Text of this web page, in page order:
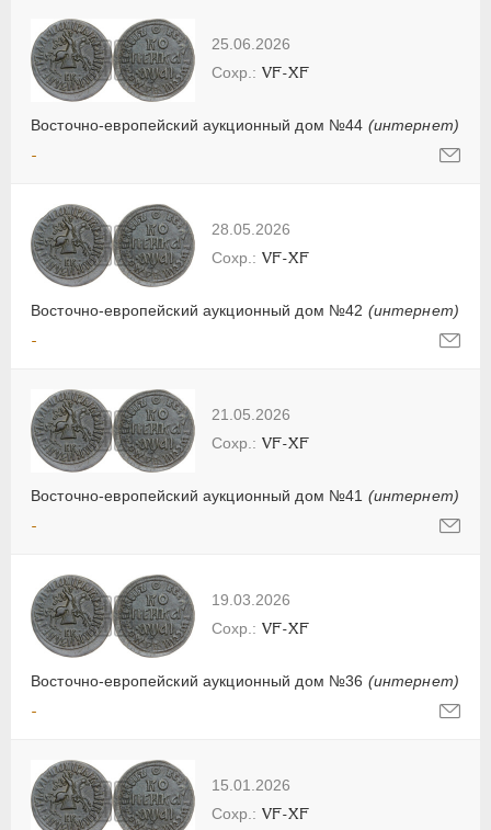
25.06.2026
Восточно-европейский аукционный дом №44 (интернет)
VF-XF
-
28.05.2026
Восточно-европейский аукционный дом №42 (интернет)
VF-XF
-
21.05.2026
Восточно-европейский аукционный дом №41 (интернет)
VF-XF
-
19.03.2026
Восточно-европейский аукционный дом №36 (интернет)
VF-XF
-
15.01.2026
VF-XF